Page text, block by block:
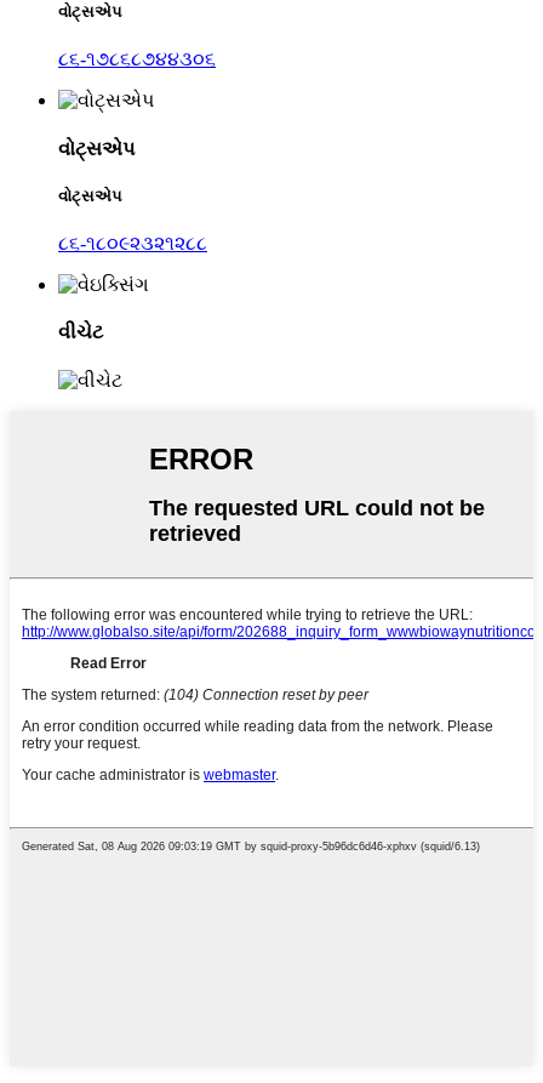
વોટ્સએપ
૮૬-૧૭૮૬૮૭૪૪૩૦૬
વોટ્સએપ
વોટ્સએપ
૮૬-૧૮૦૯૨૩૨૧૨૮૮
વીચેટ